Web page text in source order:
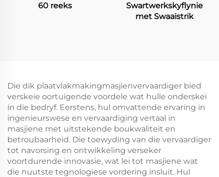
60 reeks
Swartwerkskyflynie
met Swaaistrik
Die dik plaatvlakmakingmasjienvervaardiger bied
verskeie oortuigende voordele wat hulle onderskei
in die bedryf. Eerstens, hul omvattende ervaring in
ingenieurswese en vervaardiging vertaal in
masjiene met uitstekende boukwaliteit en
betroubaarheid. Die toewyding van die vervaardiger
tot navorsing en ontwikkeling verseker
voortdurende innovasie, wat lei tot masjiene wat
die nuutste tegnologiese vordering insluit. Hul